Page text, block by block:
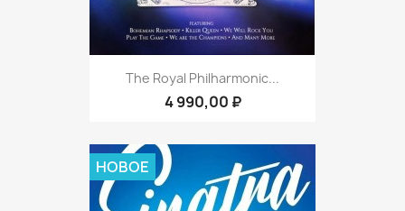
The Royal Philharmonic...
4 990,00 ₽
НОВОЕ